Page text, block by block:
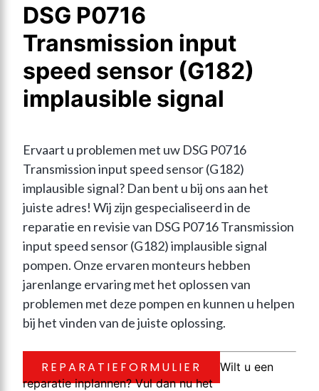
DSG P0716
Transmission input
speed sensor (G182)
implausible signal
Ervaart u problemen met uw DSG P0716
Transmission input speed sensor (G182)
implausible signal? Dan bent u bij ons aan het
juiste adres! Wij zijn gespecialiseerd in de
reparatie en revisie van DSG P0716 Transmission
input speed sensor (G182) implausible signal
pompen. Onze ervaren monteurs hebben
jarenlange ervaring met het oplossen van
problemen met deze pompen en kunnen u helpen
bij het vinden van de juiste oplossing.
REPARATIEFORMULIER
Wilt u een
reparatie inplannen? Vul dan nu het